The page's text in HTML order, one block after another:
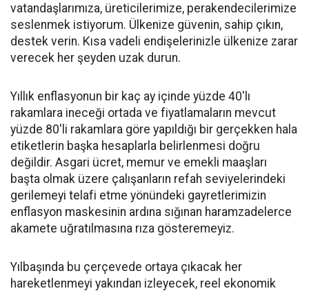
vatandaşlarımıza, üreticilerimize, perakendecilerimize
seslenmek istiyorum. Ülkenize güvenin, sahip çıkın,
destek verin. Kısa vadeli endişelerinizle ülkenize zarar
verecek her şeyden uzak durun.
Yıllık enflasyonun bir kaç ay içinde yüzde 40'lı
rakamlara ineceği ortada ve fiyatlamaların mevcut
yüzde 80'li rakamlara göre yapıldığı bir gerçekken hala
etiketlerin başka hesaplarla belirlenmesi doğru
değildir. Asgari ücret, memur ve emekli maaşları
başta olmak üzere çalışanların refah seviyelerindeki
gerilemeyi telafi etme yönündeki gayretlerimizin
enflasyon maskesinin ardına sığınan haramzadelerce
akamete uğratılmasına rıza gösteremeyiz.
Yılbaşında bu çerçevede ortaya çıkacak her
hareketlenmeyi yakından izleyecek, reel ekonomik